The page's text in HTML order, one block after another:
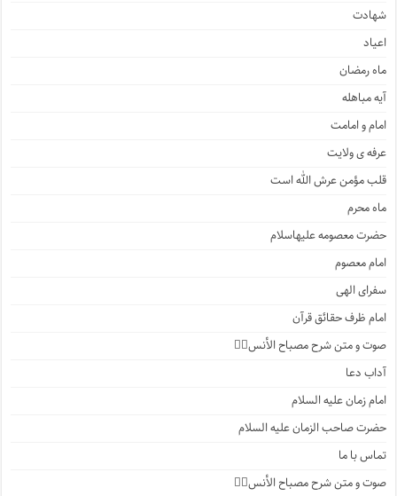
شهادت
اعیاد
ماه رمضان
آیه مباهله
امام و امامت
عرفه ی ولایت
قلب مؤمن عرش الله است
ماه محرم
حضرت معصومه علیهاسلام
امام معصوم
سفرای الهی
امام ظرف حقائق قرآن
صوت و متن شرح مصباح الأنس۲️⃣
آداب دعا
امام زمان علیه السلام
حضرت صاحب الزمان علیه السلام
تماس با ما
صوت و متن شرح مصباح الأنس۱️⃣